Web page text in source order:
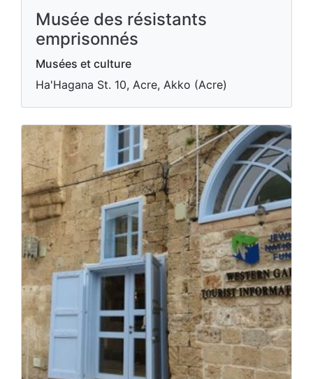
Musée des résistants
emprisonnés
Musées et culture
Ha'Hagana St. 10, Acre, Akko (Acre)